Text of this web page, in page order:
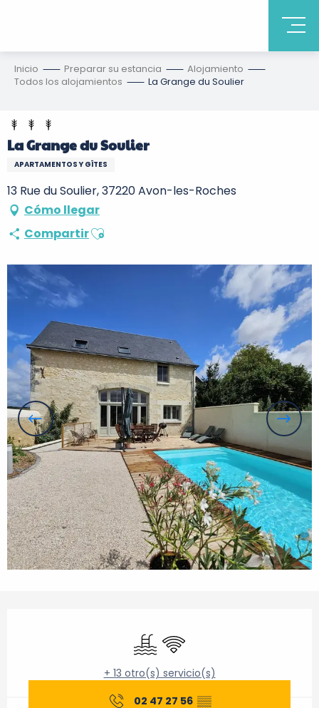
Inicio Preparar su estancia
Alojamiento
Todos los alojamientos
La Grange du Soulier
La Grange du Soulier
APARTAMENTOS Y GÎTES
13 Rue du Soulier, 37220 Avon-les-Roches
Cómo llegar
CompartirAjouter aux favoris
PiscinaWifi
+ 13 otro(s) servicio(s)
02 47 27 56 ▒▒